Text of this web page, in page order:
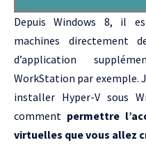
Depuis Windows 8, il
machines directement
d’application
WorkStation par exemple.
installer Hyper-V sous
comment permettre
virtuelles que vous allez